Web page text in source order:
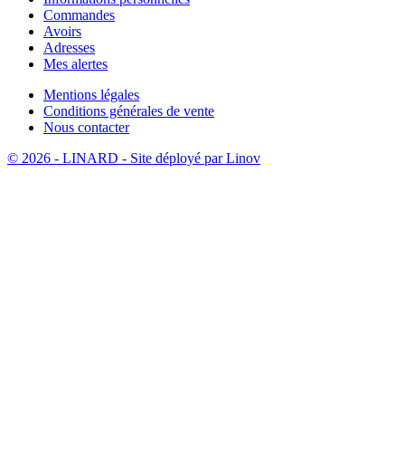
Commandes
Avoirs
Adresses
Mes alertes
Mentions légales
Conditions générales de vente
Nous contacter
© 2026 - LINARD - Site déployé par Linov